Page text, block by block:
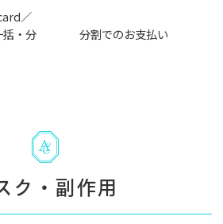
／
・分
分割でのお支払い
ク・副作用